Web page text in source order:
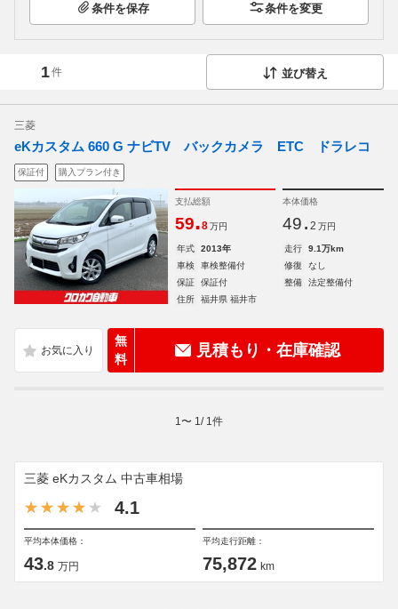
条件を保存 条件を変更
1件 並び替え
三菱
eKカスタム 660 G ナビTV バックカメラ ETC ドラレコ
保証付 購入プラン付き
支払総額
59.8 万円
本体価格
49. 2 万円
年式 2013年 走行
9.1万km
車検
車検整備付 修復
なし
保証
保証付 整備
法定整備付
住所
福井県 福井市
無
料
見積もり・在庫確認
1 〜 1 / 1 件
三菱 eKカスタム 中古車相場
4.1
平均本体価格：
43.8 万円
平均走行距離：
75,872 km